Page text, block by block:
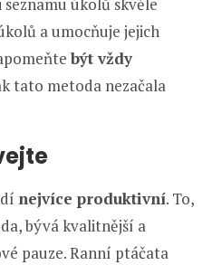
seznamu úkolů skvěle
a umocňuje jejich
být vždy
tato metoda nezačala
nejvíce produktivní. To,
bývá kvalitnější a
pauze. Ranní ptáčata